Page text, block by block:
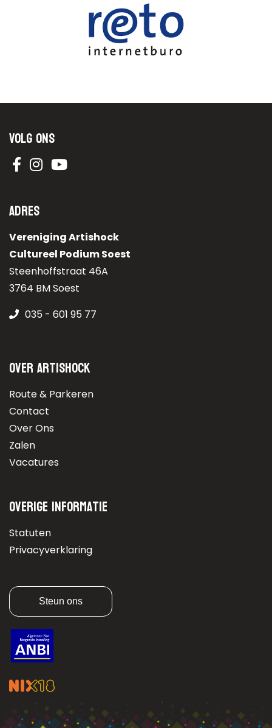
Volg ons
Adres
Vereniging Artishock
Cultureel Podium Soest
Steenhoffstraat 46A
3764 BM Soest
035 - 601 95 77
Over Artishock
Route & Parkeren
Contact
Over Ons
Zalen
Vacatures
Overige informatie
Statuten
Privacyverklaring
Steun ons